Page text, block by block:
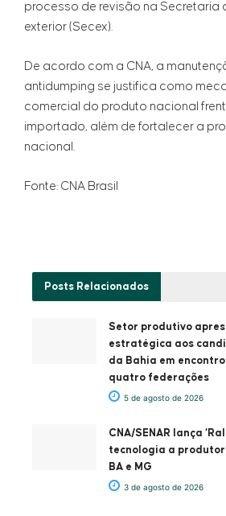
processo de revisão na Secretaria
exterior (Secex).
De acordo com a CNA, a
antidumping se justifica como
comercial do produto nacional
importado, além de fortalecer a
nacional.
Fonte: CNA Brasil
Posts Relacionados
Setor produtivo
estratégica aos
da Bahia em
quatro federações
5 de agosto de 2026
CNA/SENAR lança
tecnologia a
BA e MG
3 de agosto de 2026